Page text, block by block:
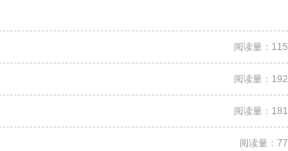
阅读量：115
阅读量：192
阅读量：181
阅读量：77